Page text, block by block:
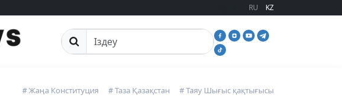
RU KZ
Сайттан іздеу
# Жаңа Конституция # Таза Қазақстан # Таяу Шығыс қақтығысы